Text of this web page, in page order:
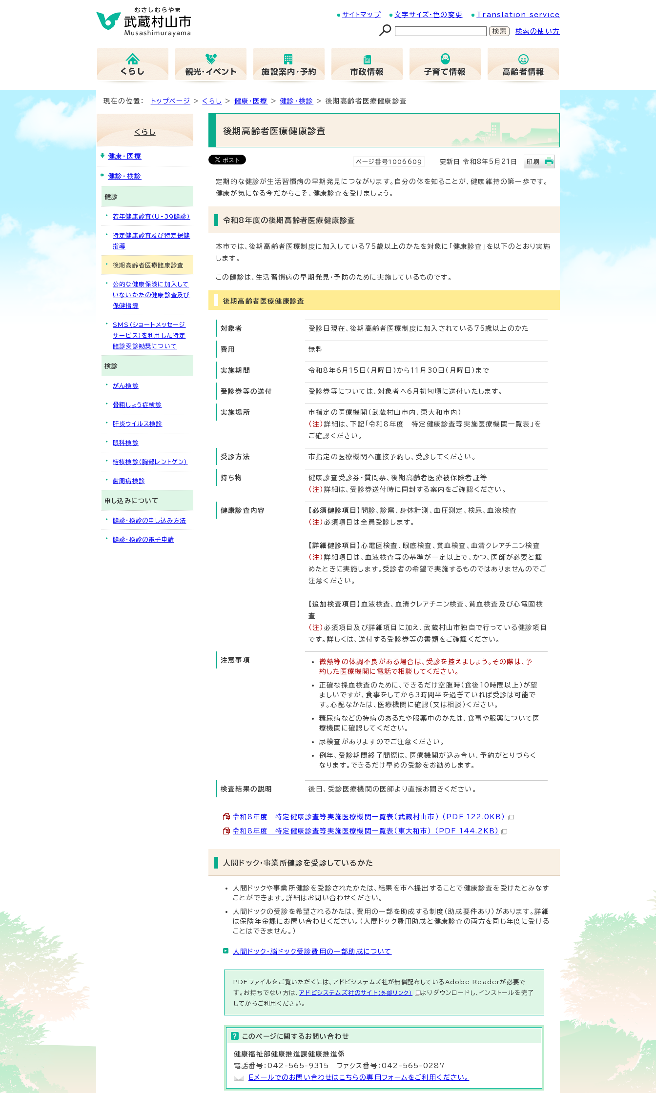
サイトマップ 文字サイズ・色の変更 Translation service
検索の使い方
現在の位置： トップページ > くらし > 健康・医療 >健診・検診 > 後期高齢者医療健康診査
後期高齢者医療健康診査
ページ番号1006609 更新日 令和8年5月21日 印刷
定期的な健診が生活習慣病の早期発見につながります。自分の体を知ることが、健康維持の第一歩です。
健康が気になる今だからこそ、健康診査を受けましょう。
令和8年度の後期高齢者医療健康診査
本市では、後期高齢者医療制度に加入している75歳以上のかたを対象に「健康診査」を以下のとおり実施
します。
この健診は、生活習慣病の早期発見・予防のために実施しているものです。
後期高齢者医療健康診査
対象者 受診日現在、後期高齢者医療制度に加入されている75歳以上のかた
費用 無料
実施期間 令和8年6月15日（月曜日）から11月30日（月曜日）まで
受診券等の送付 受診券等については、対象者へ6月初旬頃に送付いたします。
実施場所
市指定の医療機関（武蔵村山市内、東大和市内）
（注） 詳細は、下記「令和8年度 特定健康診査等実施医療機関一覧表」を
ご確認ください。
受診方法 市指定の医療機関へ直接予約し、受診してください。
持ち物
健康診査受診券・質問票、後期高齢者医療被保険者証等
（注） 詳細は、受診券送付時に同封する案内をご確認ください。
健康診査内容 【必須健診項目】 問診、診察、身体計測、血圧測定、検尿、血液検査
（注） 必須項目は全員受診します。
【詳細健診項目】 心電図検査、眼底検査、貧血検査、血清クレアチニン検査
（注） 詳細項目は、血液検査等の基準が一定以上で、かつ、医師が必要と認
めたときに実施します。受診者の希望で実施するものではありませんのでご
注意ください。
【追加検査項目】 血液検査、血清クレアチニン検査、貧血検査及び心電図検
査
（注） 必須項目及び詳細項目に加え、武蔵村山市独自で行っている健診項目
です。詳しくは、送付する受診券等の書類をご確認ください。
注意事項
微熱等の体調不良がある場合は、受診を控えましょう。その際は、予
約した医療機関に電話で相談してください。
正確な採血検査のために、できるだけ空腹時（食後10時間以上）が望
ましいですが、食事をしてから3時間半を過ぎていれば受診は可能で
す。心配なかたは、医療機関に確認（又は相談）ください。
糖尿病などの持病のあるたや服薬中のかたは、食事や服薬について医
療機関に確認してください。
尿検査がありますのでご注意ください。
例年、受診期間終了間際は、医療機関が込み合い、予約がとりづらく
なります。できるだけ早めの受診をお勧めします。
検査結果の説明 後日、受診医療機関の医師より直接お聞きください。
令和8年度 特定健康診査等実施医療機関一覧表（武蔵村山市） （PDF 122.0KB）
令和8年度 特定健康診査等実施医療機関一覧表（東大和市） （PDF 144.2KB）
人間ドック・事業所健診を受診しているかた
人間ドックや事業所健診を受診されたかたは、結果を市へ提出することで健康診査を受けたとみなす
ことができます。詳細はお問い合わせください。
人間ドックの受診を希望されるかたは、費用の一部を助成する制度（助成要件あり）があります。詳細
は保険年金課にお問い合わせください。（人間ドック費用助成と健康診査の両方を同じ年度に受ける
ことはできません。）
人間ドック・脳ドック受診費用の一部助成について
PDFファイルをご覧いただくには、アドビシステムズ社が無償配布しているAdobe Readerが必要で
す。お持ちでない方は、アドビシステムズ社のサイト （外部リンク）
よりダウンロードし、インストールを完了
してからご利用ください。
このページに関する お問い合わせ
健康福祉部健康推進課健康推進係
電話番号：042-565-9315 ファクス番号：042-565-0287
Eメールでのお問い合わせはこちらの専用フォームをご利用ください。
くらし
健康・医療
健診・検診
健診
若年健康診査（U-39健診）
特定健康診査及び特定保健
指導
後期高齢者医療健康診査
公的な健康保険に加入して
いないかたの健康診査及び
保健指導
SMS（ショートメッセージ
サービス）を利用した特定
健診受診勧奨について
検診
がん検診
骨粗しょう症検診
肝炎ウイルス検診
眼科検診
結核検診（胸部レントゲン）
歯周病検診
申し込みについて
健診・検診の申し込み方法
健診・検診の電子申請